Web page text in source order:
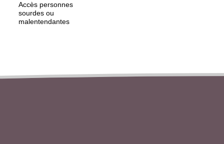
Accès personnes
sourdes ou
malentendantes